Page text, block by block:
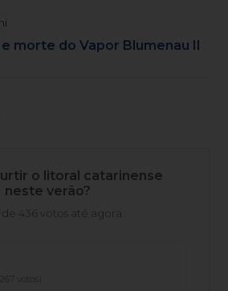
morte do Vapor Blumenau II
o litoral catarinense
neste verão?
de 436 votos até agora
(267 votos)